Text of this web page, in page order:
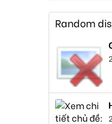
Random